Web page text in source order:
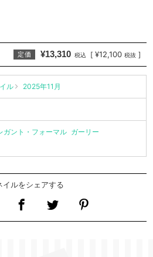
定価 ¥13,310 税込 [ ¥12,100 税抜 ]
ル 2025年11月
ガント・フォーマル ガーリー
イルをシェアする